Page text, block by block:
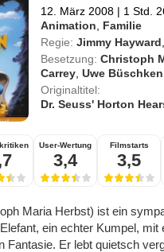
12. März 2008 | 1 Std.
Animation
Familie
Regie: Jimmy Hayward
Besetzung: Christoph
Carrey ,Uwe Büschken
Originaltitel:
Dr. Seuss' Horton
User-Wertung
3,4
Filmstarts
3,5
Maria Herbst) ist ein
ein echter Kumpel, mit
Fantasie. Er lebt quietsch